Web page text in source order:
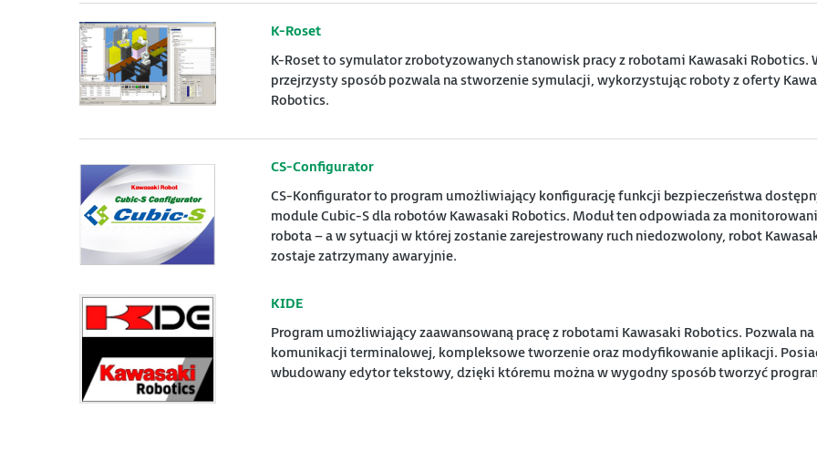
K-Roset
K-Roset to symulator zrobotyzowanych stanowisk pracy z robotami Kawasaki Robotics.
przejrzysty sposób pozwala na stworzenie symulacji, wykorzystując roboty z oferty
Robotics.
CS-Configurator
CS-Konfigurator to program umożliwiający konfigurację funkcji bezpieczeństwa
module Cubic-S dla robotów Kawasaki Robotics. Moduł ten odpowiada za
robota – a w sytuacji w której zostanie zarejestrowany ruch niedozwolony, robot
zostaje zatrzymany awaryjnie.
KIDE
Program umożliwiający zaawansowaną pracę z robotami Kawasaki Robotics. Pozwala
komunikacji terminalowej, kompleksowe tworzenie oraz modyfikowanie aplikacji.
wbudowany edytor tekstowy, dzięki któremu można w wygodny sposób tworzyć